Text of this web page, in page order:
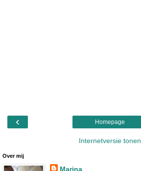
‹ Homepage
Internetversie tonen
Over mij
Marina